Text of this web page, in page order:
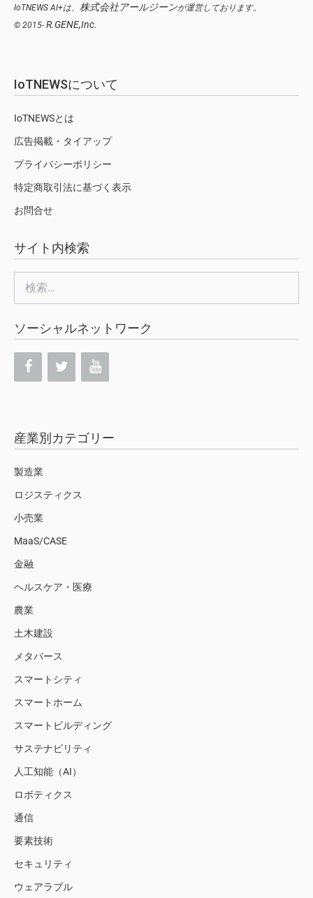
IoTNEWS AI+は、 株式会社アールジーンが運営しております。
© 2015- R.GENE,Inc.
IoTNEWSについて
IoTNEWSとは
広告掲載・タイアップ
プライバシーポリシー
特定商取引法に基づく表示
お問合せ
サイト内検索
索:
ソーシャルネットワーク
産業別カテゴリー
製造業
ロジスティクス
小売業
MaaS/CASE
金融
ヘルスケア・医療
農業
土木建設
メタバース
スマートシティ
スマートホーム
スマートビルディング
サステナビリティ
人工知能（AI）
ロボティクス
通信
要素技術
セキュリティ
ウェアラブル